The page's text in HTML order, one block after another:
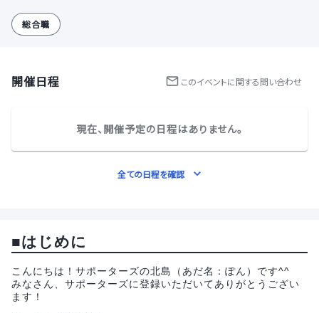
総合職
開催日程 このイベントに関する問い合わせ
現在、開催予定の日程はありません。
全ての日程を確認
■はじめに
こんにちは！サポーターズの北島（あだ名：ぽん）です^^
みなさん、サポーターズに登録いただいてありがとうござい
ます！